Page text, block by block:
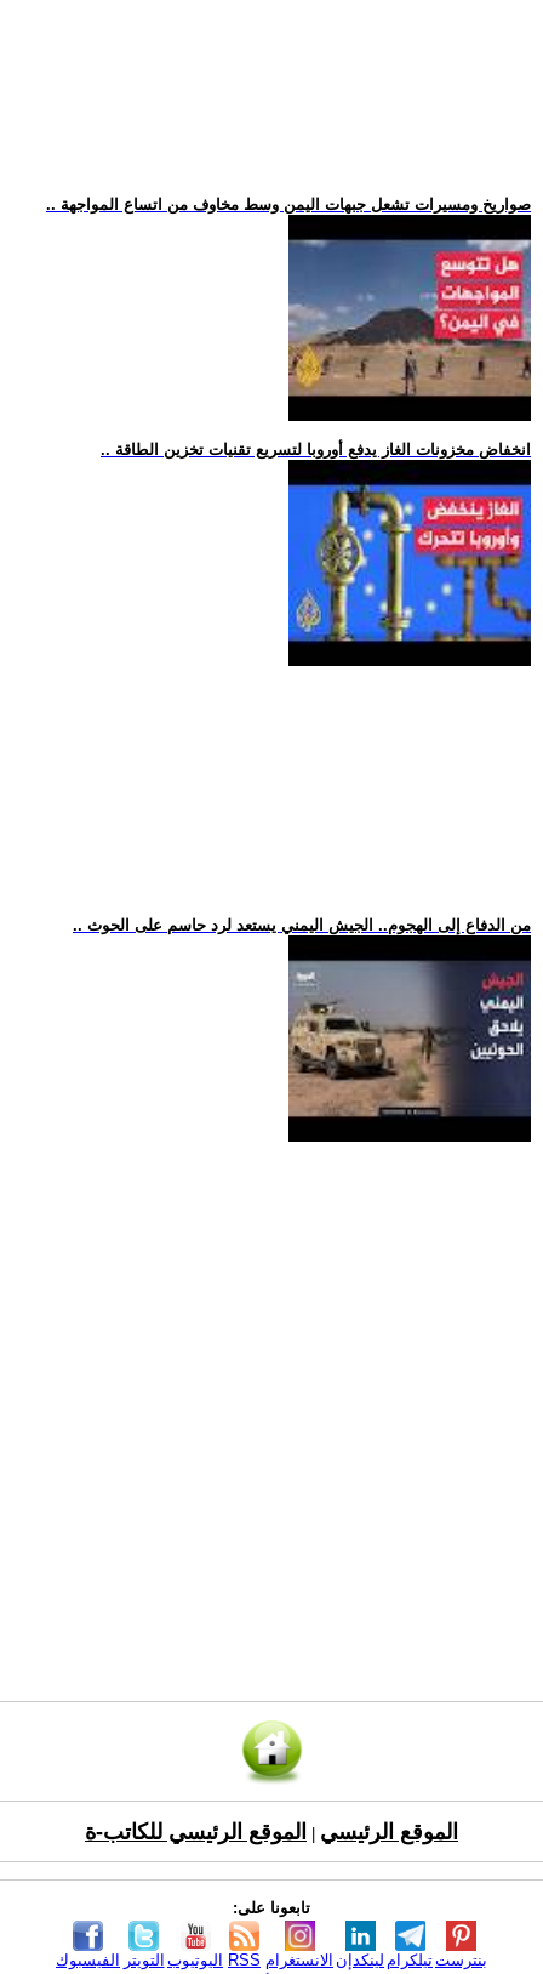
.. صواريخ ومسيرات تشعل جبهات اليمن وسط مخاوف من اتساع المواجهة
.. انخفاض مخزونات الغاز يدفع أوروبا لتسريع تقنيات تخزين الطاقة
.. من الدفاع إلى الهجوم.. الجيش اليمني يستعد لرد حاسم على الحوث
الموقع الرئيسي الموقع الرئيسي للكاتب-ة
تابعونا على:
الفيسبوك التويتر اليوتيوب RSS الانستغرام لينكدإن تيلكرامبنترست